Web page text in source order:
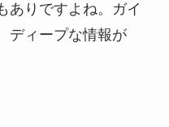
ありですよね。ガイ
ディープな情報が